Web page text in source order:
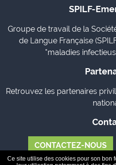
SPILF-
Groupe de travail de la
de Langue Française
"maladies
Retrouvez les partenaires
CONTACTEZ-NOUS
Ce site utilise des cookies pour son bon